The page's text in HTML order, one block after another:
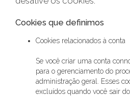
Cookies que definimos
Cookies relacionados à conta
Se você criar uma conta
para o gerenciamento do
administração geral. Esses
excluídos quando você sair